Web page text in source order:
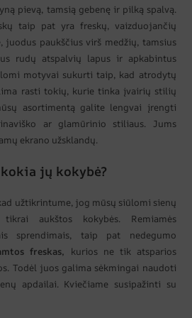
pievą, tamsią gebenę ir pilką spalvą.
taip pat yra freskų, vaizduojančių
juodus paukščius virš medžių, tamsius
rudų atspalvių lapus ir apkabintus
motyvai sukurti taip, kad atrodytų
rasti tokių, kurie tinka įvairių stilių
asortimentą galite lengvai įrengti
ar glamūrinio stiliaus. Jums
ekrano užsklandų.
jų kokybė?
užtikrintume, jog mūsų siūlomi sienų
aukštos kokybės. Remiamės
sprendimais, taip pat nedegumo
freskas, kurios ne tik atsparios
Todėl juos galima sėkmingai naudoti
apdailai. Kviečiame susipažinti su